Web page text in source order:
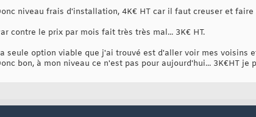
niveau frais d'installation, 4K€ HT car il faut creuser et
contre le prix par mois fait très très mal... 3K€ HT.
seule option viable que j'ai trouvé est d'aller voir mes voisins
bon, à mon niveau ce n'est pas pour aujourd'hui... 3K€HT je